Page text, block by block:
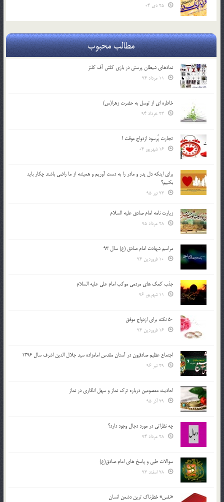
مطالب محبوب
نمادهای شیطان پرستی در بازی کلش آف کلنز
خاطره ای از توسل به حضرت زهرا(س)
تجارت پُرسود ازدواج موقت !
براي اينكه دل پدر و مادر را به دست آوريم و هميشه از ما راضي باشند چكار بايد
بكنيم؟
زیارت نامه امام صادق علیه السلام
مراسم شهادت امام صادق (ع) سال 93
جذب کمک های مردمی موکب امام علی علیه السلام
50 نکته برای ازدواج موفق
اجتماع عظیم صادقیون در آستان مقدس امامزاده سید جلال الدین اشرف سال 1396
احادیث معصومین درباره ترک نماز و سهل انگاری در نماز
چه نظراتی در مورد دجال وجود دارد؟
سوالات طبی و پاسخ های امام صادق(ع)
«نفس» خطرناک ترین دشمن انسان